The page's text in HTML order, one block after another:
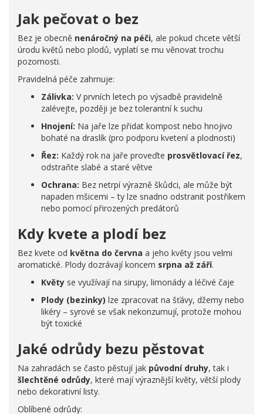
Jak pečovat o bez
Bez je obecně nenáročný na péči, ale pokud chcete větší
úrodu květů nebo plodů, vyplatí se mu věnovat trochu
pozornosti.
Pravidelná péče zahrnuje:
Zálivka: V prvních letech po výsadbě pravidelně
zalévejte, později je bez tolerantní k suchu
Hnojení: Na jaře lze přidat kompost nebo hnojivo
bohaté na draslík (pro podporu kvetení a plodnosti)
Řez: Každý rok na jaře proveďte prosvětlovací řez,
odstraňte slabé a staré větve
Ochrana: Bez netrpí výrazně škůdci, ale může být
napaden mšicemi – ty lze snadno odstranit postřikem
nebo pomocí přirozených predátorů
Kdy kvete a plodí bez
Bez kvete od května do června a jeho květy jsou velmi
aromatické. Plody dozrávají koncem srpna až září.
Květy se využívají na sirupy, limonády a léčivé čaje
Plody (bezinky) lze zpracovat na šťávy, džemy nebo
likéry – syrové se však nekonzumují, protože mohou
být toxické
Jaké odrůdy bezu pěstovat
Na zahradách se často pěstují jak původní druhy, tak i
šlechtěné odrůdy, které mají výraznější květy, větší plody
nebo dekorativní listy.
Oblíbené odrůdy: